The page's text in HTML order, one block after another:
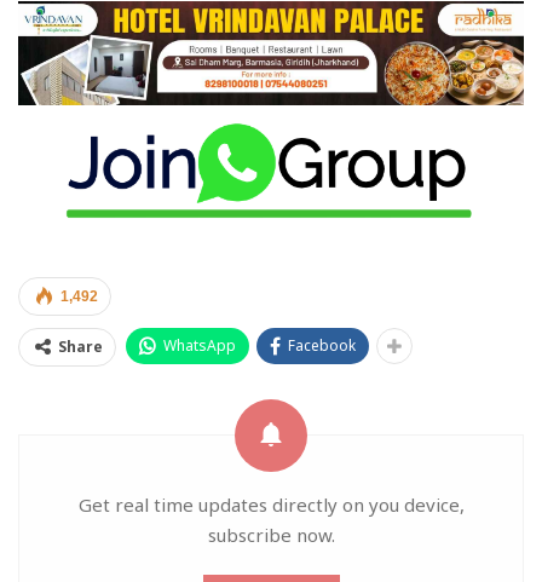
1,492
Share WhatsApp Facebook
Get real time updates directly on you device,
subscribe now.